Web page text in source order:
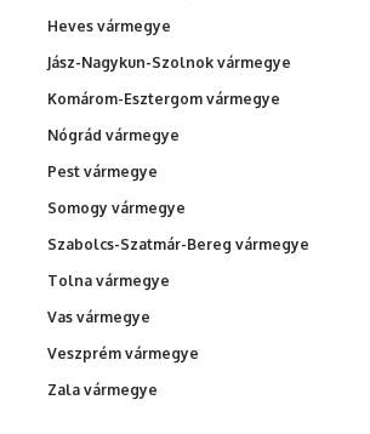
Heves vármegye
Jász-Nagykun-Szolnok vármegye
Komárom-Esztergom vármegye
Nógrád vármegye
Pest vármegye
Somogy vármegye
Szabolcs-Szatmár-Bereg vármegye
Tolna vármegye
Vas vármegye
Veszprém vármegye
Zala vármegye